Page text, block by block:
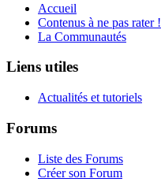
Accueil
Contenus à ne pas rater !
La Communautés
Liens utiles
Actualités et tutoriels
Forums
Liste des Forums
Créer son Forum